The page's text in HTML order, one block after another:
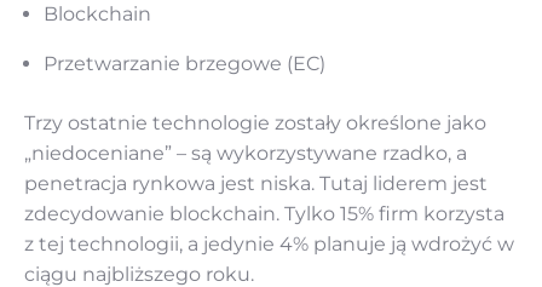
Blockchain
Przetwarzanie brzegowe (EC)
Trzy ostatnie technologie zostały określone jako
„niedoceniane” – są wykorzystywane rzadko, a
penetracja rynkowa jest niska. Tutaj liderem jest
zdecydowanie blockchain. Tylko 15% firm korzysta
z tej technologii, a jedynie 4% planuje ją wdrożyć w
ciągu najbliższego roku.